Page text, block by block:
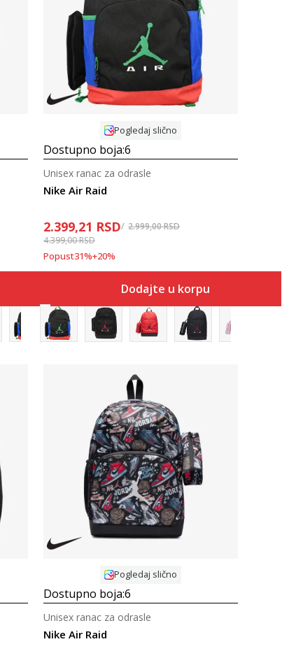
Pogledaj slično
Dostupno boja:6
Nike Air Raid
Unisex ranac za odrasle
2.399,21 RSD 2.999,00RSD
4.399,00RSD
Popust31%+20%
Dodajte u korpu
Uporedi
Pogledaj slično
Dostupno boja:6
Nike Air Raid
Unisex ranac za odrasle